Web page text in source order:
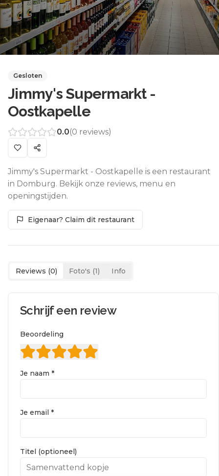
Gesloten
Jimmy's Supermarkt -
Oostkapelle
0.0(0 reviews)
Jimmy's Supermarkt - Oostkapelle is een restaurant
in Domburg. Bekijk onze reviews, menu en
openingstijden.
Eigenaar? Claim dit restaurant
Reviews (0) Foto's (1) Info
Schrijf een review
Beoordeling
Je naam *
Je email *
Titel (optioneel)